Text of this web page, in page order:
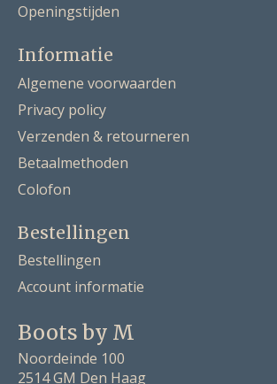
Openingstijden
Informatie
Algemene voorwaarden
Privacy policy
Verzenden & retourneren
Betaalmethoden
Colofon
Bestellingen
Bestellingen
Account informatie
Boots by M
Noordeinde 100
2514 GM Den Haag